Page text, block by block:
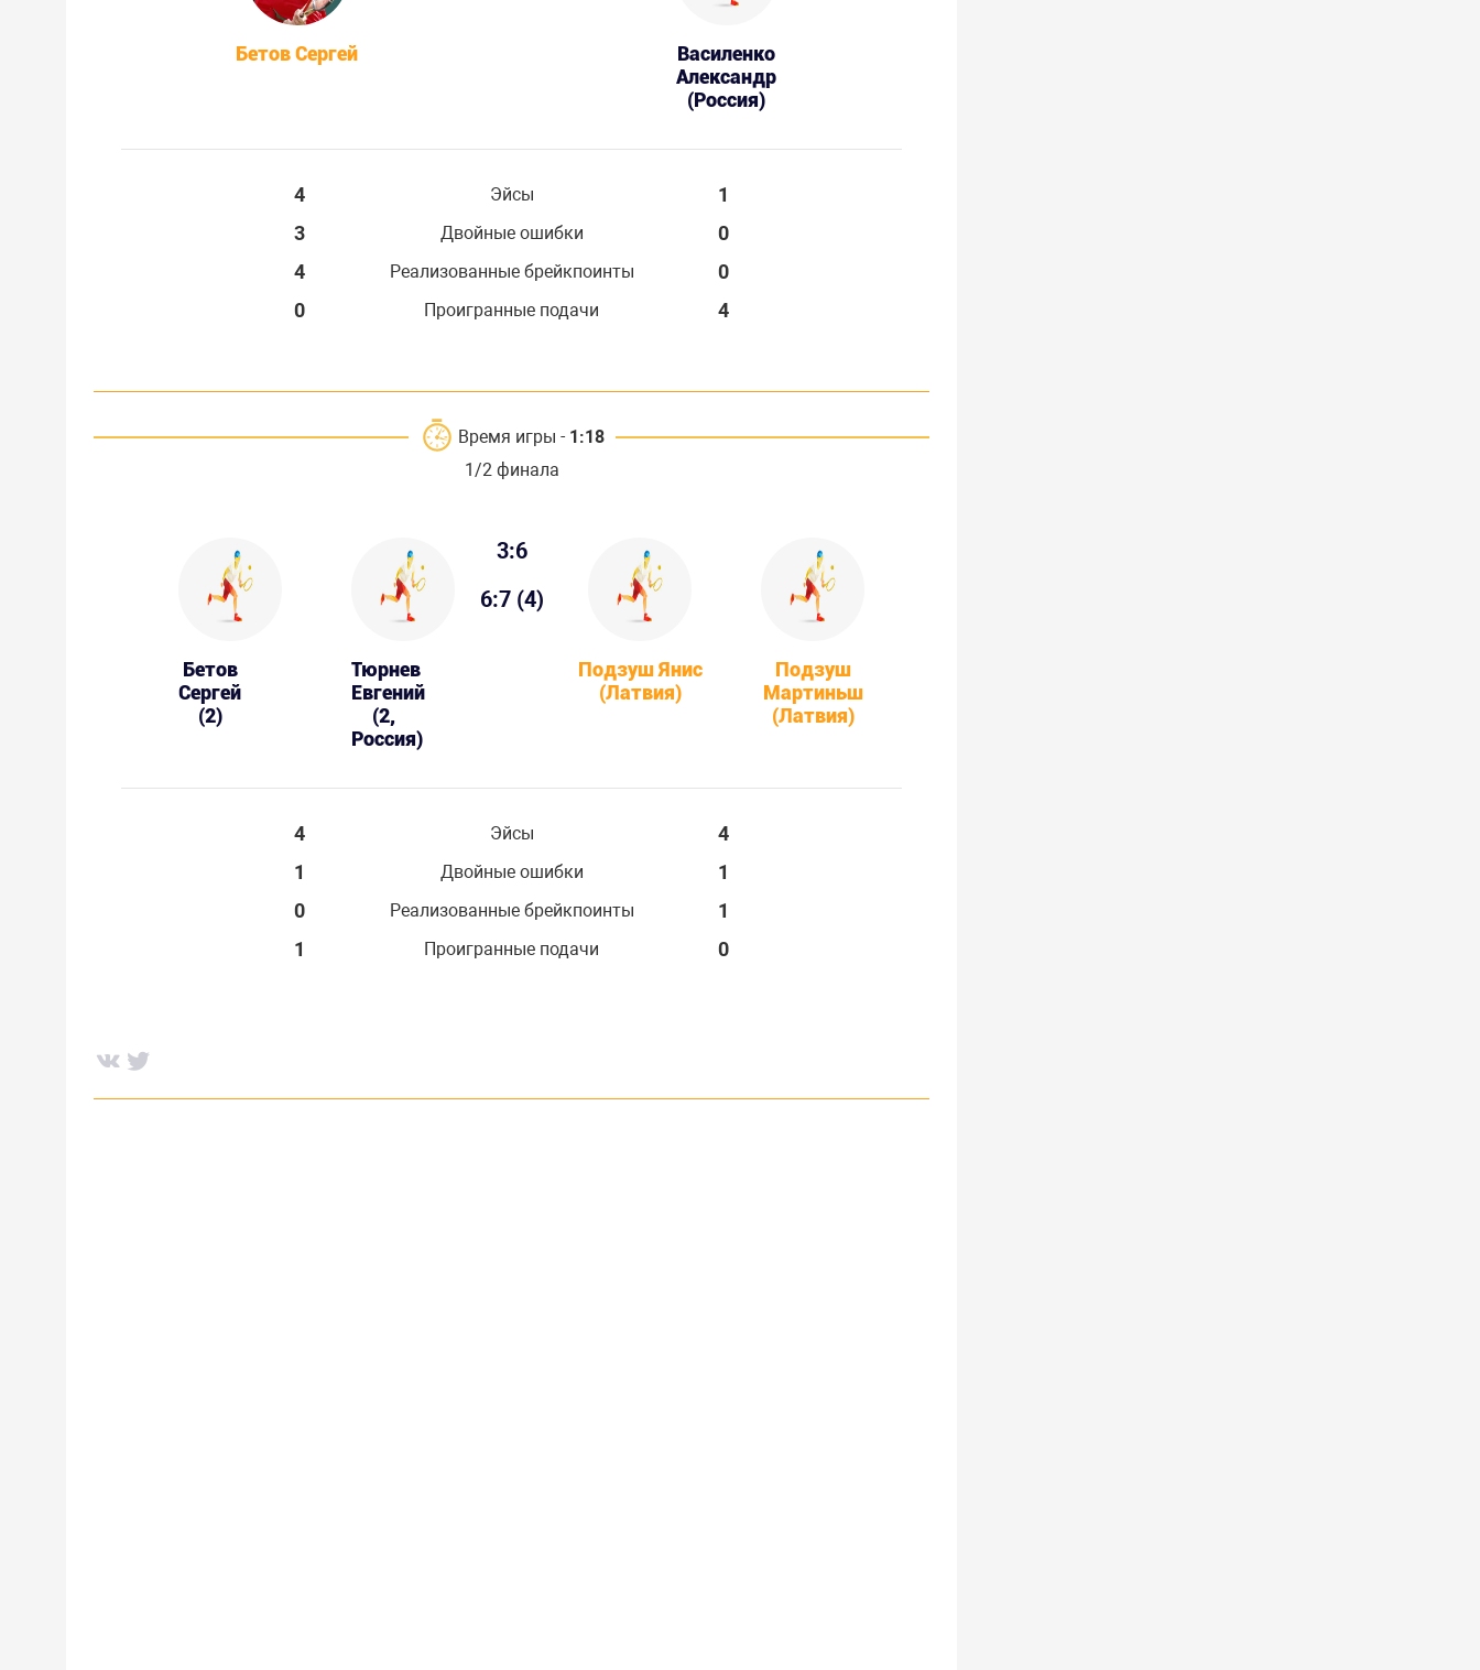
Бетов Сергей
Василенко
Александр
(Россия)
4 Эйсы
1
3
Двойные ошибки
0
4
Реализованные брейкпоинты
0
0
Проигранные подачи 4
Время игры - 1:18
1/2 финала
Бетов
Сергей
(2)
Тюрнев
Евгений
(2,
Россия)
3:6
6:7 (4)
Подзуш Янис
(Латвия)
Подзуш
Мартиньш
(Латвия)
4 Эйсы
4
1
Двойные ошибки
1
0
Реализованные брейкпоинты
1
1
Проигранные подачи 0